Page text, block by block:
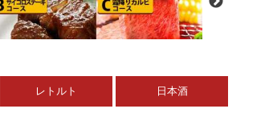
レトルト 日本酒